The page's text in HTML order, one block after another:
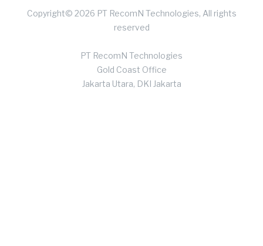
Copyright© 2026 PT RecomN Technologies, All rights
reserved
PT RecomN Technologies
Gold Coast Office
Jakarta Utara, DKI Jakarta